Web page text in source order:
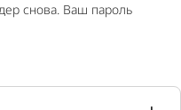
снова. Ваш пароль